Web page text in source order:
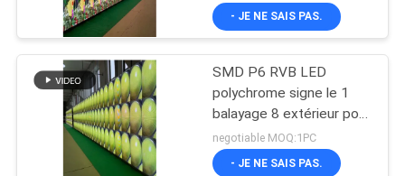
Écran de Front
Service LED
- JE NE SAIS PAS.
SMD P6 RVB LED
polychrome signe le 1
balayage 8 extérieur pour
la publicité
negotiable MOQ:1PC
- JE NE SAIS PAS.